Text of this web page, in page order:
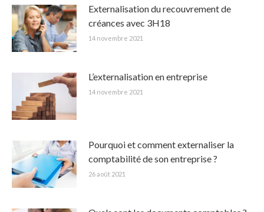
Externalisation du recouvrement de
créances avec 3H18
14 novembre 2021
L’externalisation en entreprise
14 novembre 2021
Pourquoi et comment externaliser la
comptabilité de son entreprise ?
26 août 2021